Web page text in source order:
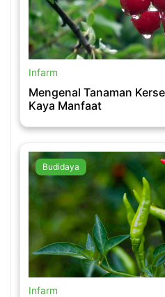
Infarm
Mengenal Tanaman
Kaya Manfaat
Budidaya
Infarm